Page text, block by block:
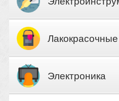
Лакокрасочные
Электроника